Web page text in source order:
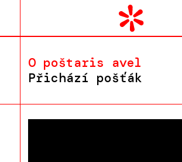
O poštaris avel
Přichází pošťák